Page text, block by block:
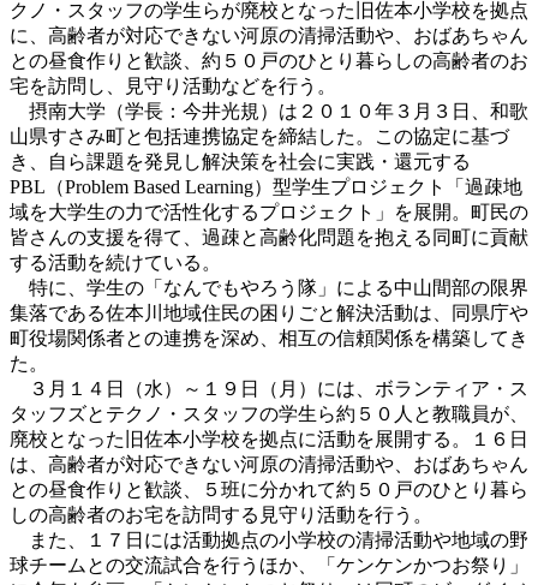
クノ・スタッフの学生らが廃校となった旧佐本小学校を拠点
に、高齢者が対応できない河原の清掃活動や、おばあちゃん
との昼食作りと歓談、約５０戸のひとり暮らしの高齢者のお
宅を訪問し、見守り活動などを行う。
摂南大学（学長：今井光規）は２０１０年３月３日、和歌
山県すさみ町と包括連携協定を締結した。この協定に基づ
き、自ら課題を発見し解決策を社会に実践・還元する
PBL（Problem Based Learning）型学生プロジェクト「過疎地
域を大学生の力で活性化するプロジェクト」を展開。町民の
皆さんの支援を得て、過疎と高齢化問題を抱える同町に貢献
する活動を続けている。
特に、学生の「なんでもやろう隊」による中山間部の限界
集落である佐本川地域住民の困りごと解決活動は、同県庁や
町役場関係者との連携を深め、相互の信頼関係を構築してき
た。
３月１４日（水）～１９日（月）には、ボランティア・ス
タッフズとテクノ・スタッフの学生ら約５０人と教職員が、
廃校となった旧佐本小学校を拠点に活動を展開する。１６日
は、高齢者が対応できない河原の清掃活動や、おばあちゃん
との昼食作りと歓談、５班に分かれて約５０戸のひとり暮ら
しの高齢者のお宅を訪問する見守り活動を行う。
また、１７日には活動拠点の小学校の清掃活動や地域の野
球チームとの交流試合を行うほか、「ケンケンかつお祭り」